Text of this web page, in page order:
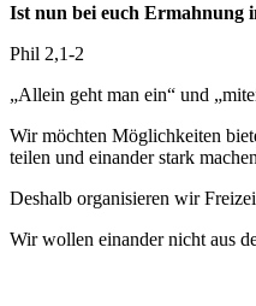
Ist nun bei euch Ermahnung
Phil 2,1-2
„Allein geht man ein“ und
Wir möchten Möglichkeiten
teilen und einander stark
Deshalb organisieren wir
Wir wollen einander nicht aus